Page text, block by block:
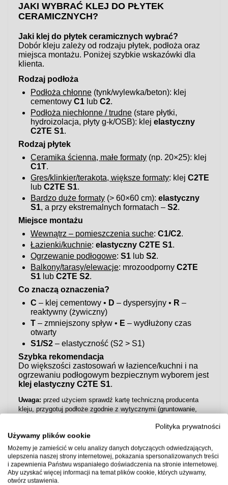
JAKI WYBRAĆ KLEJ DO PŁYTEK
CERAMICZNYCH?
Jaki klej do płytek ceramicznych wybrać?
Dobór kleju zależy od rodzaju płytek, podłoża oraz
miejsca montażu. Poniżej szybkie wskazówki dla
klienta.
Rodzaj podłoża
Podłoża chłonne (tynk/wylewka/beton): klej
cementowyC1 lubC2.
Podłoża niechłonne / trudne (stare płytki,
hydroizolacja, płyty g-k/OSB): klejelastyczny
C2TE S1.
Rodzaj płytek
Ceramika ścienna, małe formaty (np. 20×25): klej
C1T.
Gres/klinkier/terakota, większe formaty: klejC2TE
lubC2TE S1.
Bardzo duże formaty (> 60×60 cm):elastyczny
S1, a przy ekstremalnych formatach –S2.
Miejsce montażu
Wewnątrz – pomieszczenia suche:C1/C2.
Łazienki/kuchnie:elastyczny C2TE S1.
Ogrzewanie podłogowe:S1 lubS2.
Balkony/tarasy/elewacje: mrozoodpornyC2TE
S1 lubC2TE S2.
Co znaczą oznaczenia?
C – klej cementowy • D – dyspersyjny • R –
reaktywny (żywiczny)
T – zmniejszony spływ • E – wydłużony czas
otwarty
S1/S2 – elastyczność (S2 > S1)
Szybka rekomendacja
Do większości zastosowań w łazience/kuchni i na
ogrzewaniu podłogowym bezpiecznym wyborem jest
klej elastyczny C2TE S1.
Uwaga: przed użyciem sprawdź kartę techniczną producenta
kleju, przygotuj podłoże zgodnie z wytycznymi (gruntowanie,
Czym różnią się płytki gresowe od ceramicznych?
Polityka prywatności
Używamy plików cookie
Możemy je zamieścić w celu analizy danych dotyczących odwiedzających,
ulepszenia naszej strony internetowej, pokazania spersonalizowanych treści
i zapewnienia Państwu wspaniałego doświadczenia na stronie internetowej.
Aby uzyskać więcej informacji na temat plików cookie, których używamy,
otwórz ustawienia.